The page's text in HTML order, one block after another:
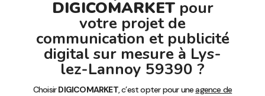
DIGICOMARKETpour
votre projet de
communication et publicité
digital sur mesure à Lys-
lez-Lannoy 59390 ?
ChoisirDIGICOMARKET, c’est opter pour uneagence de